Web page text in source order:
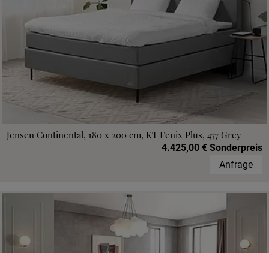
Jensen Continental, 180 x 200 cm, KT Fenix Plus, 477 Grey
4.425,00 € Sonderpreis
Anfrage